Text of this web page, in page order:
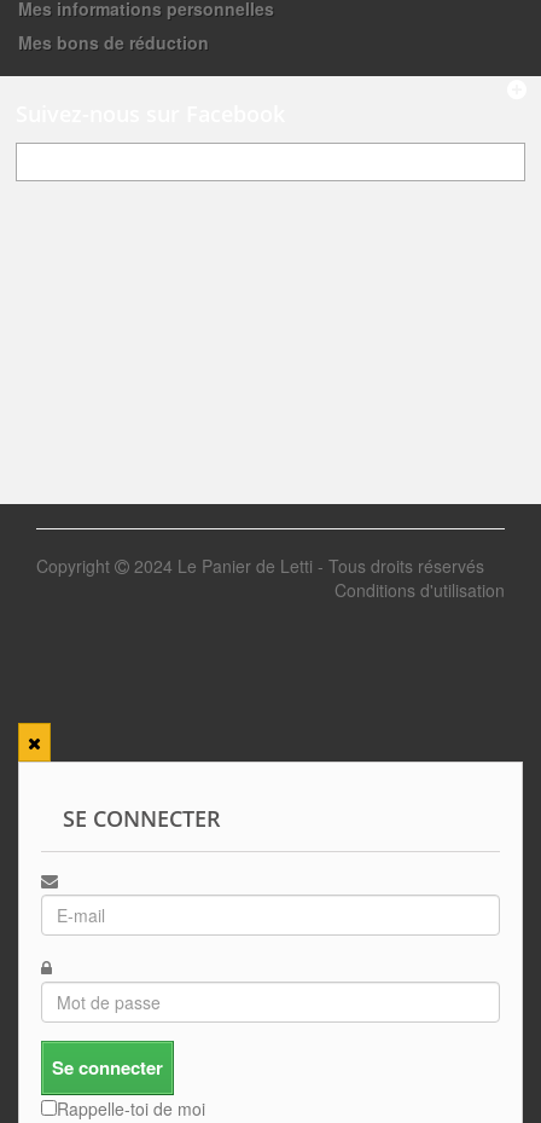
Mes informations personnelles
Mes bons de réduction
Copyright
2024 Le Panier de Letti - Tous droits réservés
Conditions d'utilisation
SE CONNECTER
Se connecter
Rappelle-toi de moi